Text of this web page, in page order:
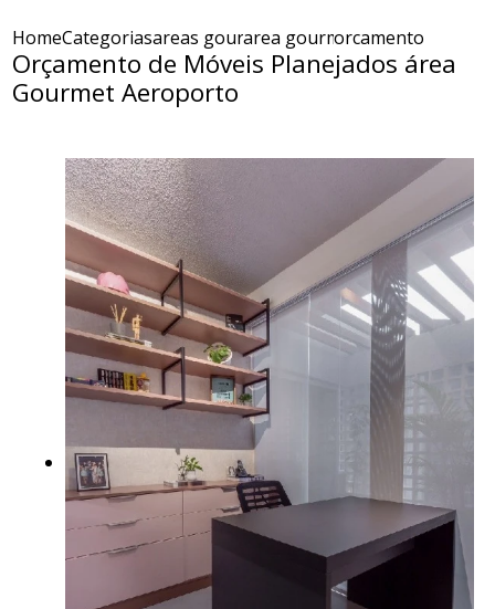
HomeCategoriasareas gourmet planejadas
area gourmet planejada
orcamento de
Orçamento de Móveis Planejados área
Gourmet Aeroporto